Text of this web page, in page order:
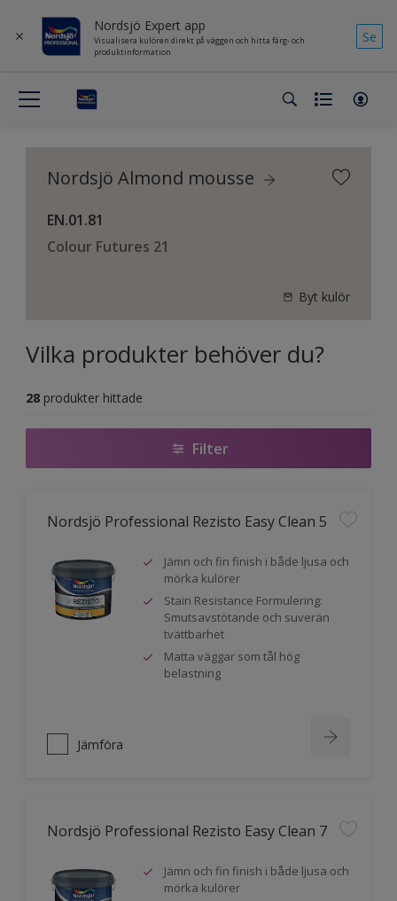
Nordsjö Expert app
Visualisera kulören direkt på väggen och hitta färg- och
produktinformation
Se
Nordsjö Almond mousse
EN.01.81
Colour Futures 21
Byt kulör
Vilka produkter behöver du?
28 produkter hittade
Filter
Nordsjö Professional Rezisto Easy Clean 5
Jämn och fin finish i både ljusa och
mörka kulörer
Stain Resistance Formulering:
Smutsavstötande och suverän
tvättbarhet
Matta väggar som tål hög
belastning
Jämföra
Nordsjö Professional Rezisto Easy Clean 7
Jämn och fin finish i både ljusa och
mörka kulörer